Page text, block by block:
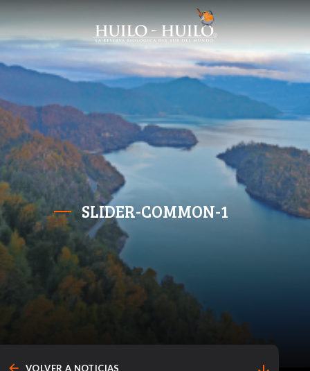
SLIDER-COMMON-1
VOLVER A NOTICIAS